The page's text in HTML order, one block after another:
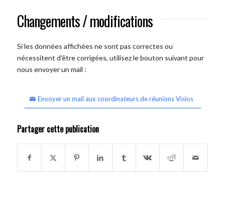
Changements / modifications
Si les données affichées ne sont pas correctes ou
nécessitent d'être corrigées, utilisez le bouton suivant pour
nous envoyer un mail :
Envoyer un mail aux coordinateurs de réunions Visios
Partager cette publication